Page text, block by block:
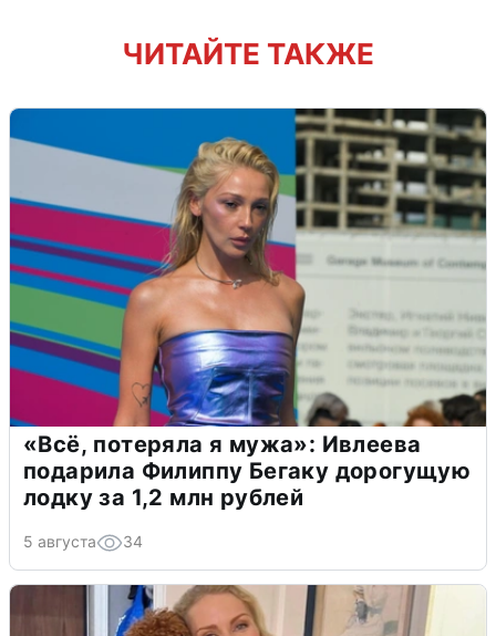
ЧИТАЙТЕ ТАКЖЕ
«Всё, потеряла я мужа»: Ивлеева
подарила Филиппу Бегаку дорогущую
лодку за 1,2 млн рублей
5 августа 34